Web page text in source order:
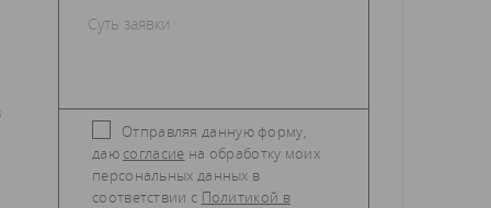
Отправляя данную форму,
даю согласие
персональных данных в
соответствии с Политикой в